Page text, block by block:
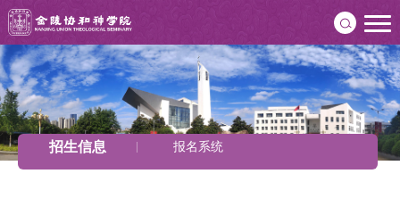
招生信息 报名系统